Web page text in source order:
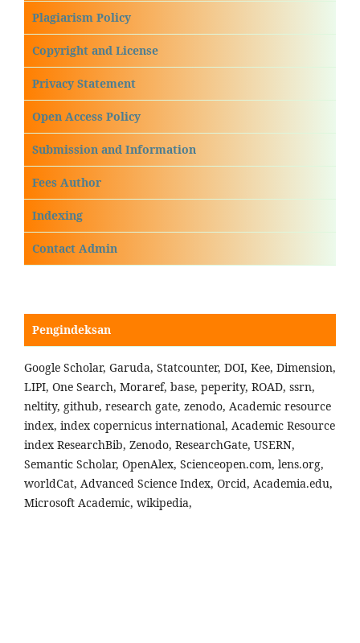
Plagiarism Policy
Copyright and License
Privacy Statement
Open Access Policy
Submission and Information
Fees Author
Indexing
Contact Admin
Pengindeksan
Google Scholar, Garuda, Statcounter, DOI, Kee, Dimension,
LIPI, One Search, Moraref, base, peperity, ROAD, ssrn,
neltity, github, research gate, zenodo, Academic resource
index, index copernicus international, Academic Resource
index ResearchBib, Zenodo, ResearchGate, USERN,
Semantic Scholar, OpenAlex, Scienceopen.com, lens.org,
worldCat, Advanced Science Index, Orcid, Academia.edu,
Microsoft Academic, wikipedia,